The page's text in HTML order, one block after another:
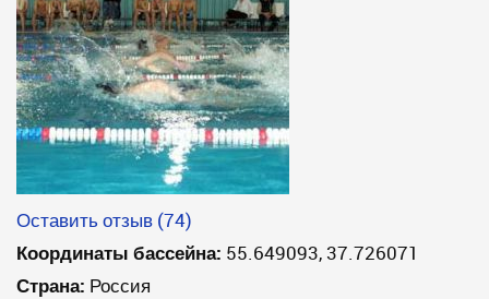
Оставить отзыв (74)
Координаты бассейна: 55.649093, 37.726071
Страна: Россия